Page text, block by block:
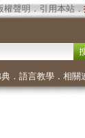
權聲明 ． 引用本站．
． 語言教學． 相關